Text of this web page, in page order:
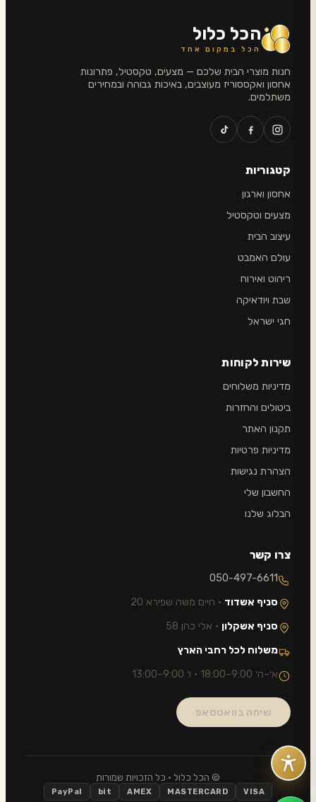
הכל כלול
הכל במקום אחד
חנות מוצרי הבית שלכם — מצעים, טקסטיל, פתרונות
אחסון ואקססוריז מעוצבים, באיכות גבוהה ובמחירים
משתלמים.
קטגוריות
אחסון וארגון
מצעים וטקסטיל
עיצוב הבית
עולם האמבט
ריהוט ואירוח
שבת ויודאיקה
חגי ישראל
שירות לקוחות
מדיניות משלוחים
ביטולים והחזרות
תקנון האתר
מדיניות פרטיות
הצהרת נגישות
החשבון שלי
הבלוג שלנו
צרו קשר
050-497-6611
סניף אשדוד · חיים משה שפירא 20
סניף אשקלון · אלי כהן 58
משלוח לכל רחבי הארץ
א׳–ה׳ 9:00–18:00 · ו׳ 9:00–13:00
שיחה בוואטסאפ
© הכל כלול · כל הזכויות שמורות
VISA
MASTERCARD
AMEX
bit
PayPal